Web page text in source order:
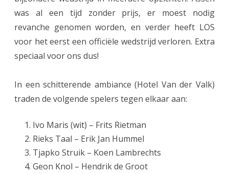
n
w
was al een tijd zonder prijs, er moest nodig
revanche genomen worden, en verder heeft LOS
voor het eerst een officiële wedstrijd verloren. Extra
speciaal voor ons dus!
In een schitterende ambiance (Hotel Van der Valk)
traden de volgende spelers tegen elkaar aan:
Ivo Maris (wit) – Frits Rietman
Rieks Taal – Erik Jan Hummel
Tjapko Struik – Koen Lambrechts
Geon Knol – Hendrik de Groot